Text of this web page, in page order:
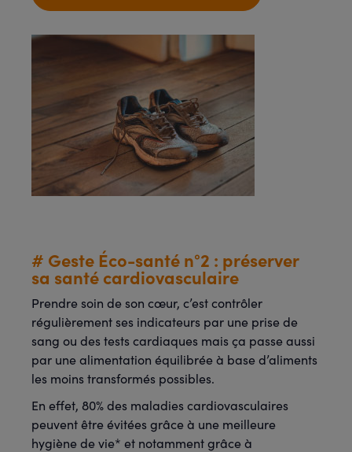
# Geste Éco-santé n°2 : préserver
sa santé cardiovasculaire
Prendre soin de son cœur, c’est contrôler
régulièrement ses indicateurs par une prise de
sang ou des tests cardiaques mais ça passe aussi
par une alimentation équilibrée à base d’aliments
les moins transformés possibles.
En effet, 80% des maladies cardiovasculaires
peuvent être évitées grâce à une meilleure
hygiène de vie* et notamment grâce à